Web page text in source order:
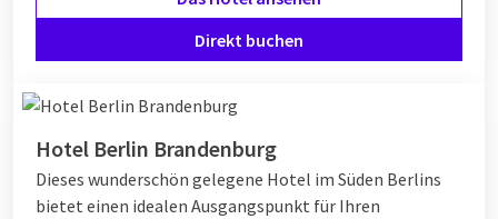
Direkt buchen
Hotel Berlin Brandenburg
Dieses wunderschön gelegene Hotel im Süden Berlins
bietet einen idealen Ausgangspunkt für Ihren